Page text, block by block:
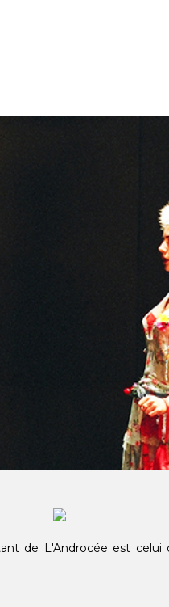
de L'Androcée est celui